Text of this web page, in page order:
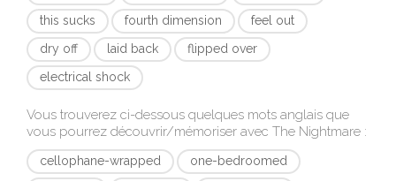
this sucks
fourth dimension
feel out
dry off
laid back
flipped over
electrical shock
Vous trouverez ci-dessous quelques mots anglais que
vous pourrez découvrir/mémoriser avec The Nightmare :
cellophane-wrapped
one-bedroomed